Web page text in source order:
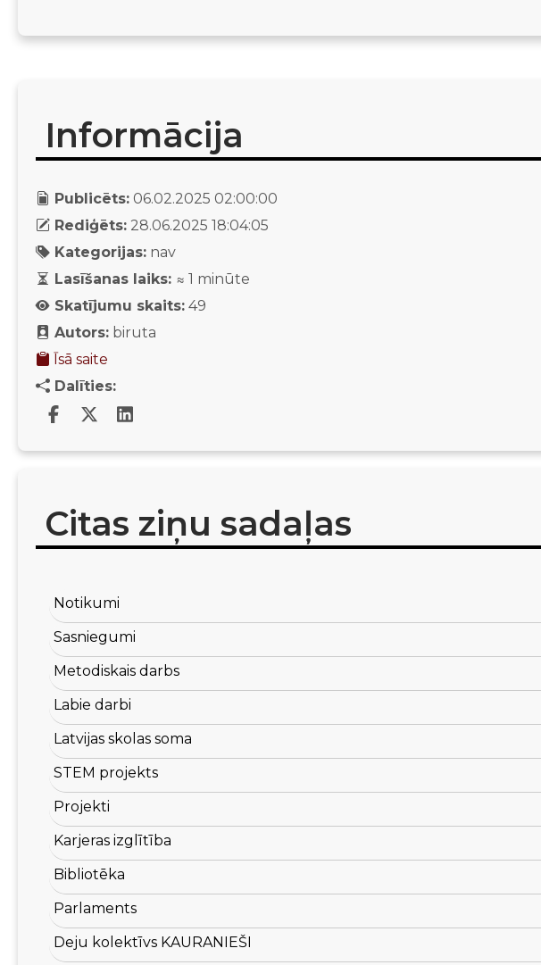
Informācija
Publicēts: 06.02.2025 02:00:00
Rediģēts: 28.06.2025 18:04:05
Kategorijas: nav
Lasīšanas laiks: ≈ 1 minūte
Skatījumu skaits: 49
Autors: biruta
Īsā saite
Dalīties:
Citas ziņu sadaļas
Notikumi
Sasniegumi
Metodiskais darbs
Labie darbi
Latvijas skolas soma
STEM projekts
Projekti
Karjeras izglītība
Bibliotēka
Parlaments
Deju kolektīvs KAURANIEŠI